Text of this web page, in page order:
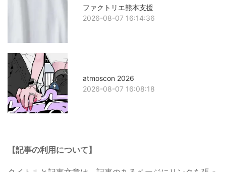
ファクトリエ熊本支援
2026-08-07 16:14:36
atmoscon 2026
2026-08-07 16:08:18
【記事の利用について】